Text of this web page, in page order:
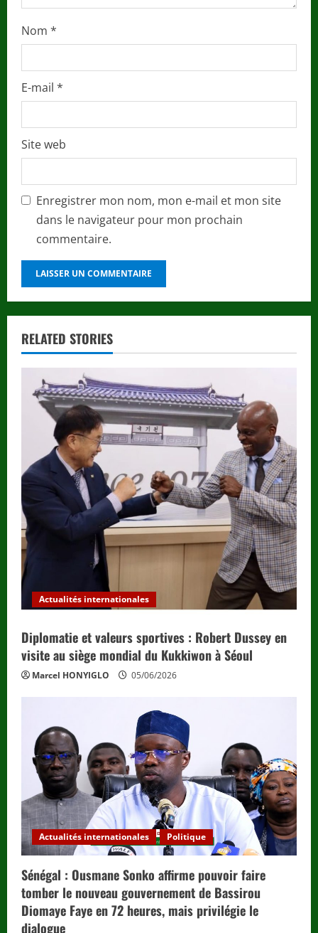
Nom *
E-mail *
Site web
Enregistrer mon nom, mon e-mail et mon site
dans le navigateur pour mon prochain
commentaire.
RELATED STORIES
Actualités internationales
Diplomatie et valeurs sportives : Robert Dussey en
visite au siège mondial du Kukkiwon à Séoul
Marcel HONYIGLO 05/06/2026
Actualités internationales Politique
Sénégal : Ousmane Sonko affirme pouvoir faire
tomber le nouveau gouvernement de Bassirou
Diomaye Faye en 72 heures, mais privilégie le
dialogue